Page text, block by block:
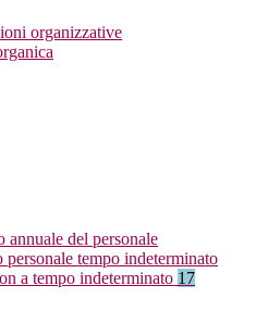
organizzative
annuale del personale
personale tempo indeterminato
a tempo indeterminato 17